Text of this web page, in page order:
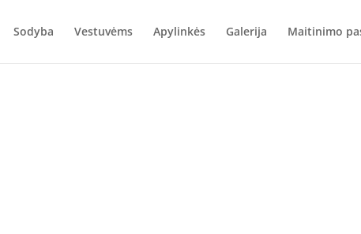
Sodyba Vestuvėms Apylinkės Galerija Maitinimo